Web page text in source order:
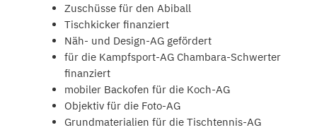
Zuschüsse für den Abiball
Tischkicker finanziert
Näh- und Design-AG gefördert
für die Kampfsport-AG Chambara-Schwerter
finanziert
mobiler Backofen für die Koch-AG
Objektiv für die Foto-AG
Grundmaterialien für die Tischtennis-AG